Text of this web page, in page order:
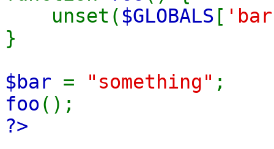
unset( $GLOBALS [
}
$bar = "something" ;
foo();
?>